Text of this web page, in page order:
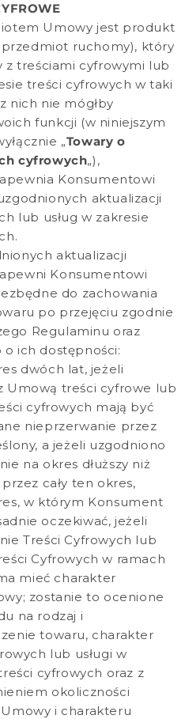
Umowy jest produkt
ruchomy), który
z treściami cyfrowymi lub
treści cyfrowych w taki
nich nie mógłby
funkcji (w niniejszym
„Towary o
cyfrowych„),
Konsumentowi
aktualizacji
lub usług w zakresie
aktualizacji
Konsumentowi
do zachowania
po przejęciu zgodnie
Regulaminu oraz
ich dostępności:
dwóch lat, jeżeli
Umową treści cyfrowe lub
cyfrowych mają być
nieprzerwanie przez
a jeżeli uzgodniono
na okres dłuższy niż
cały ten okres,
w którym Konsument
oczekiwać, jeżeli
Treści Cyfrowych lub
Cyfrowych w ramach
mieć charakter
zostanie to ocenione
na rodzaj i
towaru, charakter
lub usługi w
cyfrowych oraz z
okoliczności
i charakteru